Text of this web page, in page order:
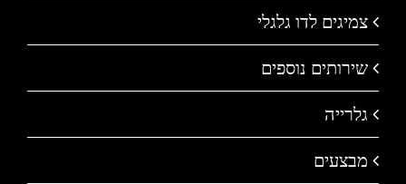
צמיגים לדו גלגלי
שירותים נוספים
גלרייה
מבצעים